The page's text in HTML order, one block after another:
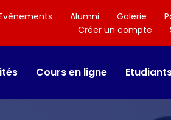
Alumni Galerie
Créer un compte
Cours en ligne